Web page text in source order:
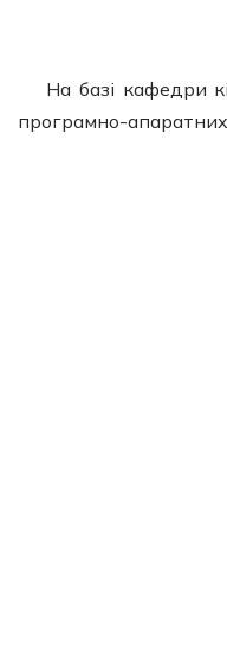
На базі кафедри
програмно-